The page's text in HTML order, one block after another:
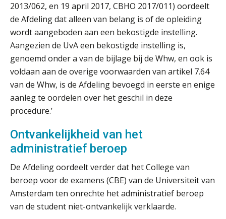
2013/062, en 19 april 2017, CBHO 2017/011) oordeelt
de Afdeling dat alleen van belang is of de opleiding
wordt aangeboden aan een bekostigde instelling.
Aangezien de UvA een bekostigde instelling is,
genoemd onder a van de bijlage bij de Whw, en ook is
voldaan aan de overige voorwaarden van artikel 7.64
van de Whw, is de Afdeling bevoegd in eerste en enige
aanleg te oordelen over het geschil in deze
procedure.’
Ontvankelijkheid van het
administratief beroep
De Afdeling oordeelt verder dat het College van
beroep voor de examens (CBE) van de Universiteit van
Amsterdam ten onrechte het administratief beroep
van de student niet-ontvankelijk verklaarde.
de autonome AI-boekhouder
De curator klopt aan: wat moet een
accountantskantoor afgeven bij een
faillissement van een klant?
Eenvoudig bankrekeningen koppelen
met Twinfield, Exact Online en
Van Mook: “Met Minox Focus wil ik
groeien naar twee keer zoveel
Van losse vastlegging naar
aantoonbare grip op KYC en de Wwft
Woord & Daad: “Van wildgroei naar
een structuur die iedereen begrijpt”
Te veel tijd kwijt aan
factuurverwerking? Dit is hoe AI het
oplost